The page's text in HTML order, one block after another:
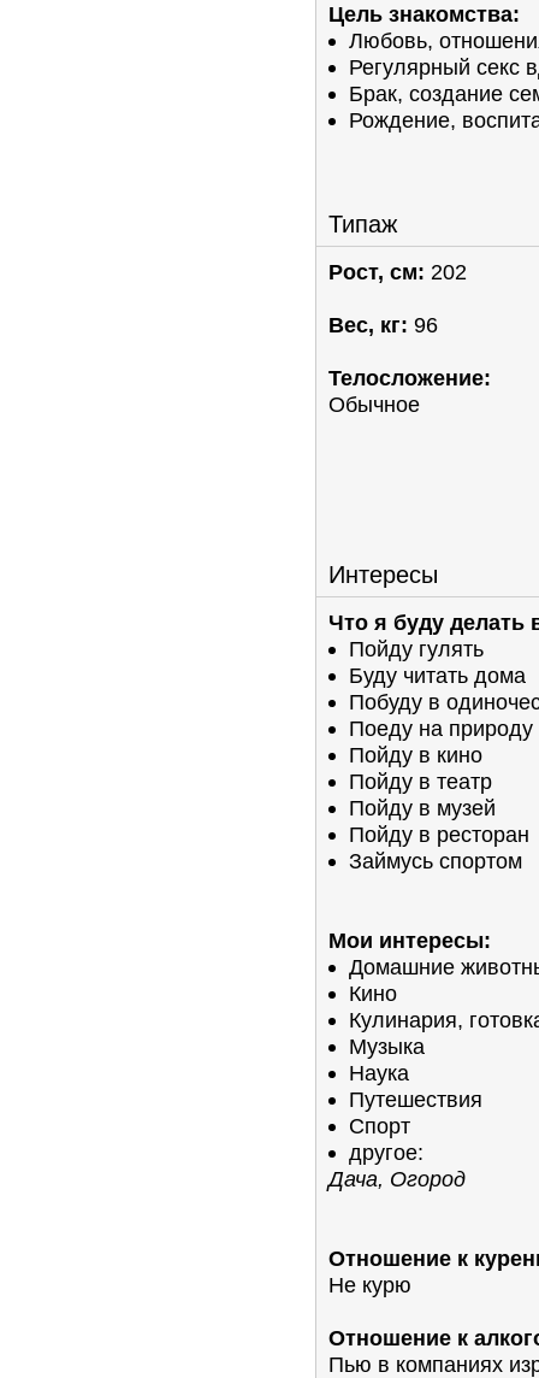
Цель знакомства:
Любовь,
Регулярный секс
Брак, создание
Рождение,
Типаж
Рост, см: 202
Вес, кг: 96
Телосложение:
Обычное
Интересы
Что я буду
Пойду гулять
Буду читать дома
Побуду в
Поеду на природу
Пойду в кино
Пойду в театр
Пойду в музей
Пойду в ресторан
Займусь спортом
Мои интересы:
Домашние
Кино
Кулинария,
Музыка
Наука
Путешествия
Спорт
другое:
Дача, Огород
Отношение к
Не курю
Отношение к
Пью в компаниях